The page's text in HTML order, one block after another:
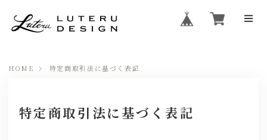
HOME 特定商取引法に基づく表記
特定商取引法に基づく表記